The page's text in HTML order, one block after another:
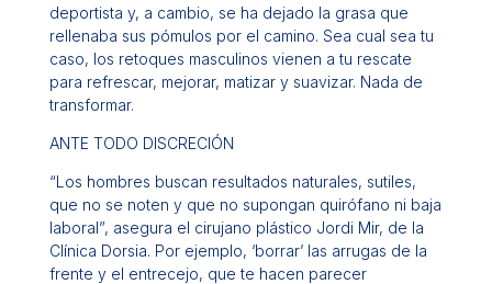
deportista y, a cambio, se ha dejado la grasa que
rellenaba sus pómulos por el camino. Sea cual sea tu
caso, los retoques masculinos vienen a tu rescate
para refrescar, mejorar, matizar y suavizar. Nada de
transformar.
ANTE TODO DISCRECIÓN
“Los hombres buscan resultados naturales, sutiles,
que no se noten y que no supongan quirófano ni baja
laboral”, asegura el cirujano plástico Jordi Mir, de la
Clínica Dorsia. Por ejemplo, ‘borrar’ las arrugas de la
frente y el entrecejo, que te hacen parecer